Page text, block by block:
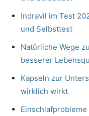
Indravil im Test
und Selbsttest
Natürliche Wege
besserer
Kapseln zur
wirklich wirkt